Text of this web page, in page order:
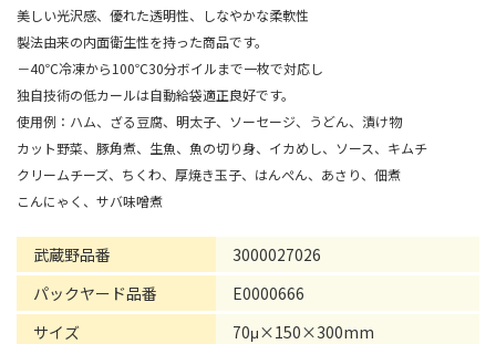
美しい光沢感、優れた透明性、しなやかな柔軟性
製法由来の内面衛生性を持った商品です。
－40℃冷凍から100℃30分ボイルまで一枚で対応し
独自技術の低カールは自動給袋適正良好です。
使用例：ハム、ざる豆腐、明太子、ソーセージ、うどん、漬け物
カット野菜、豚角煮、生魚、魚の切り身、イカめし、ソース、キムチ
クリームチーズ、ちくわ、厚焼き玉子、はんぺん、あさり、佃煮
こんにゃく、サバ味噌煮
武蔵野品番
3000027026
パックヤード品番
E0000666
サイズ
70μ×150×300mm